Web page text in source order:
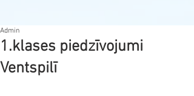
1.klases piedzīvojumi
Ventspilī
Admin